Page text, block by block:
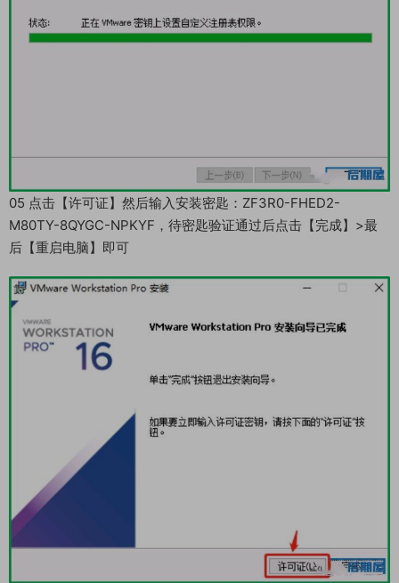
05 点击【许可证】然后输入安装密匙：ZF3R0-FHED2-
M80TY-8QYGC-NPKYF，待密匙验证通过后点击【完成】>最
后【重启电脑】即可